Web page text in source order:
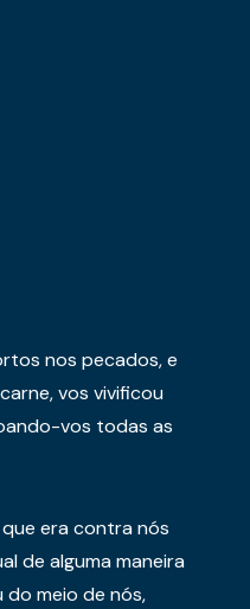
nos pecados, e
vos vivificou
vos todas as
era contra nós
de alguma maneira
meio de nós,